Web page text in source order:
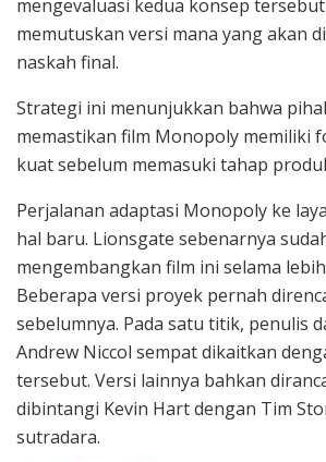
mengevaluasi kedua konsep
memutuskan versi mana yang akan
naskah final.
Strategi ini menunjukkan bahwa
memastikan film Monopoly memiliki
kuat sebelum memasuki tahap
Perjalanan adaptasi Monopoly ke
hal baru. Lionsgate sebenarnya
mengembangkan film ini selama
Beberapa versi proyek pernah
sebelumnya. Pada satu titik, penulis
Andrew Niccol sempat dikaitkan
tersebut. Versi lainnya bahkan
dibintangi Kevin Hart dengan Tim
sutradara.